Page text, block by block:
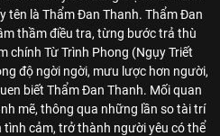
tên là Thẩm Đan Thanh. Thẩm Đan
thầm điều tra, từng bước trả thù
chính Từ Trình Phong (Ngụy Triết
độ ngời ngời, mưu lược hơn người,
biết Thẩm Đan Thanh. Mối quan
mẽ, thông qua những lần so tài trí
tình cảm, trở thành người yêu có thể